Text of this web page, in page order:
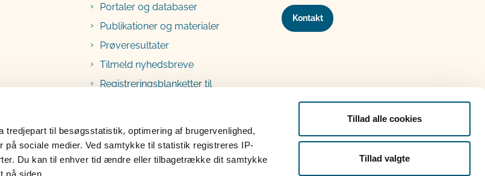
tredjepart til besøgsstatistik, optimering af brugervenlighed,
på sociale medier. Ved samtykke til statistik registreres IP-
Du kan til enhver tid ændre eller tilbagetrække dit samtykke
Tillad alle cookies
Tillad valgte
Portaler og databaser
Publikationer og materialer
Prøveresultater
Tilmeld nyhedsbreve
Registreringsblanketter til
Kontakt